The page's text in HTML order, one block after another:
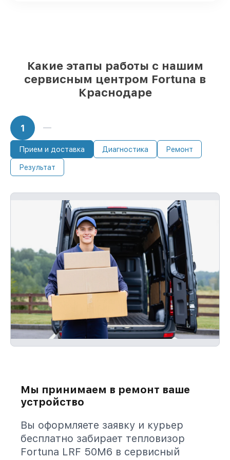
Какие этапы работы с нашим
сервисным центром Fortuna в
Краснодаре
1
Прием и доставка Диагностика Ремонт
Результат
Мы принимаем в ремонт ваше
устройство
Вы оформляете заявку и курьер
бесплатно забирает тепловизор
Fortuna LRF 50M6 в сервисный